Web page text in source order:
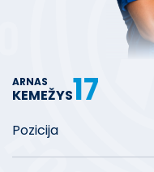
ARNAS
KEMEŽYS17
Pozicija